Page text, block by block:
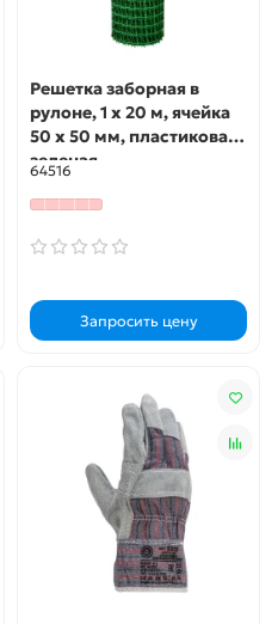
Решетка заборная в
рулоне, 1 х 20 м, ячейка
50 х 50 мм, пластиковая,
зеленая,
64516
Запросить цену